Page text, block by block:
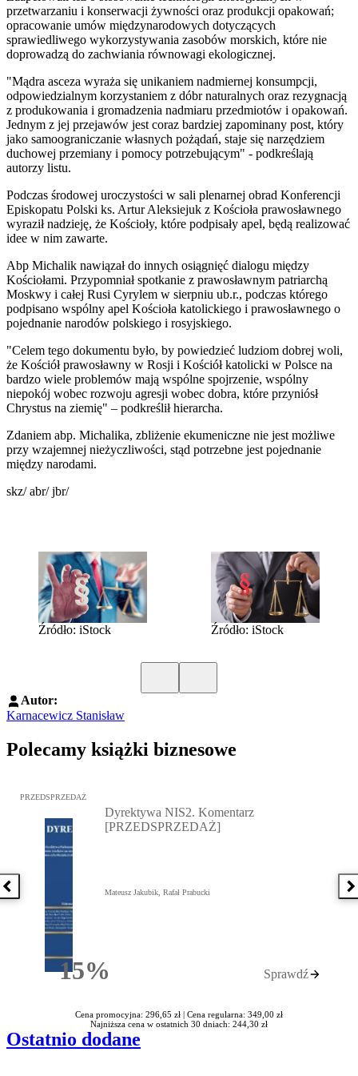
przetwarzaniu i konserwacji żywności oraz produkcji opakowań;
opracowanie umów międzynarodowych dotyczących
sprawiedliwego wykorzystywania zasobów morskich, które nie
doprowadzą do zachwiania równowagi ekologicznej.
"Mądra asceza wyraża się unikaniem nadmiernej konsumpcji,
odpowiedzialnym korzystaniem z dóbr naturalnych oraz rezygnacją
z produkowania i gromadzenia nadmiaru przedmiotów i opakowań.
Jednym z jej przejawów jest coraz bardziej zapominany post, który
jako samoograniczanie własnych pożądań, staje się narzędziem
duchowej przemiany i pomocy potrzebującym" - podkreślają
autorzy listu.
Podczas środowej uroczystości w sali plenarnej obrad Konferencji
Episkopatu Polski ks. Artur Aleksiejuk z Kościoła prawosławnego
wyraził nadzieję, że Kościoły, które podpisały apel, będą realizować
idee w nim zawarte.
Abp Michalik nawiązał do innych osiągnięć dialogu między
Kościołami. Przypomniał spotkanie z prawosławnym patriarchą
Moskwy i całej Rusi Cyrylem w sierpniu ub.r., podczas którego
podpisano wspólny apel Kościoła katolickiego i prawosławnego o
pojednanie narodów polskiego i rosyjskiego.
"Celem tego dokumentu było, by powiedzieć ludziom dobrej woli,
że Kościół prawosławny w Rosji i Kościół katolicki w Polsce na
bardzo wiele problemów mają wspólne spojrzenie, wspólny
niepokój wobec rozwoju agresji wobec dobra, które przyniósł
Chrystus na ziemię" – podkreślił hierarcha.
Zdaniem abp. Michalika, zbliżenie ekumeniczne nie jest możliwe
przy wzajemnej nieżyczliwości, stąd potrzebne jest pojednanie
między narodami.
skz/ abr/ jbr/
Źródło: iStock Źródło: iStock
Autor:
Karnacewicz Stanisław
Polecamy książki biznesowe
Poprzednia książka
Przejdź do: Dyrektywa NIS2. Komentarz [PRZEDSPRZEDAŻ],
PRZEDSPRZEDAŻ
15%Rabatu
Dyrektywa NIS2. Komentarz
[PRZEDSPRZEDAŻ]
Mateusz Jakubik, Rafał Prabucki
Sprawdź
Cena promocyjna: 296,65 zł | Cena regularna: 349,00 zł
Najniższa cena w ostatnich 30 dniach: 244,30 zł
Ostatnio dodane